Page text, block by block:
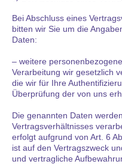
Bei Abschluss eines
bitten wir Sie um die
Daten:
– weitere
Verarbeitung wir gesetzlich
die wir für Ihre
Überprüfung der von uns
Die genannten Daten
Vertragsverhältnisses
erfolgt aufgrund von Art. 6
ist auf den Vertragszweck
und vertragliche